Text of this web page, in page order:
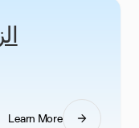
Learn More